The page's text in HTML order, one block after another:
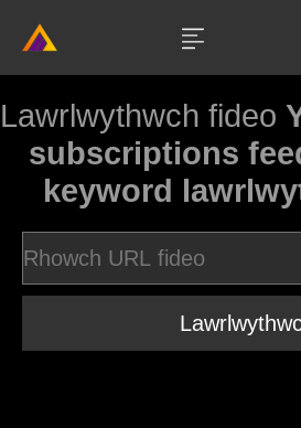
Lawrlwythwch fideo
subscriptions
keyword